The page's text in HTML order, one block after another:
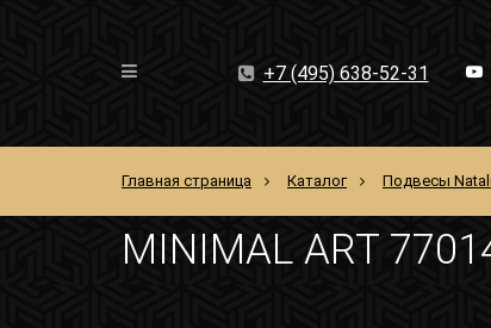
+7 (495) 638-52-31
Главная страница Каталог Подвесы
MINIMAL ART